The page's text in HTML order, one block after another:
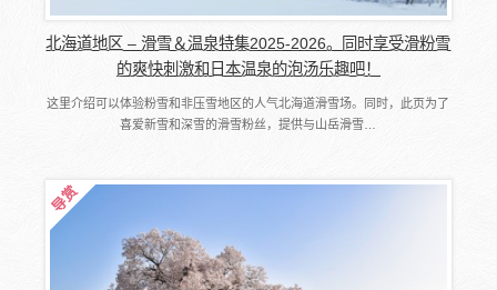
北海道地区 – 滑雪＆温泉特集2025-2026。同时享受滑粉雪
的爽快刺激和日本温泉的泡汤乐趣吧！
这里介绍可以体验粉雪和非压雪地区的人气北海道滑雪场。同时，此页为了
喜爱新雪和深雪的滑雪粉丝，提供与山岳滑雪…